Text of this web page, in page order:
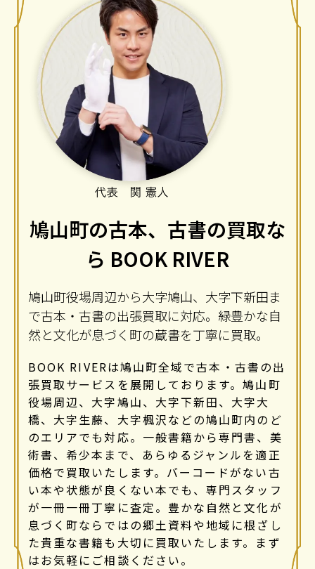
鳩山町の古本、古書の買取な
ら BOOK RIVER
鳩山町役場周辺から大字鳩山、大字下新田ま
で古本・古書の出張買取に対応。緑豊かな自
然と文化が息づく町の蔵書を丁寧に買取。
BOOK RIVERは鳩山町全域で古本・古書の出
張買取サービスを展開しております。鳩山町
役場周辺、大字鳩山、大字下新田、大字大
橋、大字生藤、大字楓沢などの鳩山町内のど
のエリアでも対応。一般書籍から専門書、美
術書、希少本まで、あらゆるジャンルを適正
価格で買取いたします。バーコードがない古
い本や状態が良くない本でも、専門スタッフ
が一冊一冊丁寧に査定。豊かな自然と文化が
息づく町ならではの郷土資料や地域に根ざし
た貴重な書籍も大切に買取いたします。まず
はお気軽にご相談ください。